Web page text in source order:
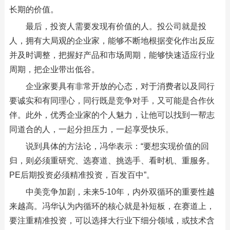
长期的价值。
最后，投资人需要发现有价值的人。投公司就是投
人，拥有大局观的企业家，能够不断地根据变化作出反应
并及时调整，把握好产品和市场周期，能够快速适应行业
周期，把企业带出低谷。
企业家要具有非常开放的心态，对于消费者以及同行
要诚实和有同理心，同行既是竞争对手，又可能是合作伙
伴。此外，优秀企业家的个人魅力，让他可以找到一帮志
同道合的人，一起分担压力，一起享受快乐。
说到具体的方法论，冯华表示：“要想实现价值的回
归，则必须重研究、选赛道、挑选手、看时机、重服务。
PE后期投资必须精准投资，百发百中”。
中美竞争加剧，未来5-10年，内外双循环的重要性越
来越高。冯华认为内循环的核心就是补短板，在赛道上，
要注重精准投资，可以选择大行业下细分领域，或技术含